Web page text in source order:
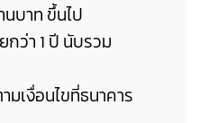
บาท ขึ้นไป
กว่า 1 ปี นับรวม
มเงื่อนไขที่ธนาคาร